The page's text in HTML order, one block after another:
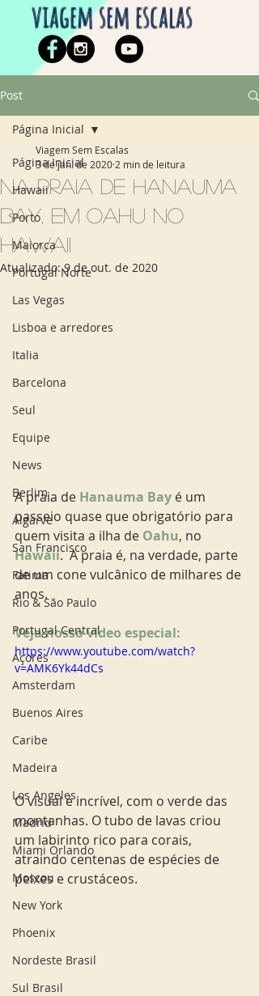
viagem sem escalas
Post
Página Inicial
Hawaii
Porto
Maiorca
Portugal Norte
Las Vegas
Lisboa e arredores
Italia
Barcelona
Seul
Equipe
News
Berlim
Algarve
San Francisco
Fatima
Rio & São Paulo
Portugal Central
Açores
Amsterdam
Buenos Aires
Caribe
Madeira
Los Angeles
Madrid
Miami Orlando
Moscou
New York
Phoenix
Nordeste Brasil
Sul Brasil
Página Inicial
Na praia de Hanauma
Bay, em Oahu no
Hawaii
Viagem Sem Escalas
3 de jan. de 2020 2 min de leitura
Atualizado:9 de out. de 2020
A praia de Hanauma Bay é um
passeio quase que obrigatório para
quem visita a ilha de Oahu, no
Hawaii.  A praia é, na verdade, parte
de um cone vulcânico de milhares de
anos.
Veja nosso vídeo especial:
https://www.youtube.com/watch?
v=AMK6Yk44dCs
O visual é incrível, com o verde das
montanhas. O tubo de lavas criou
um labirinto rico para corais,
atraindo centenas de espécies de
peixes e crustáceos.